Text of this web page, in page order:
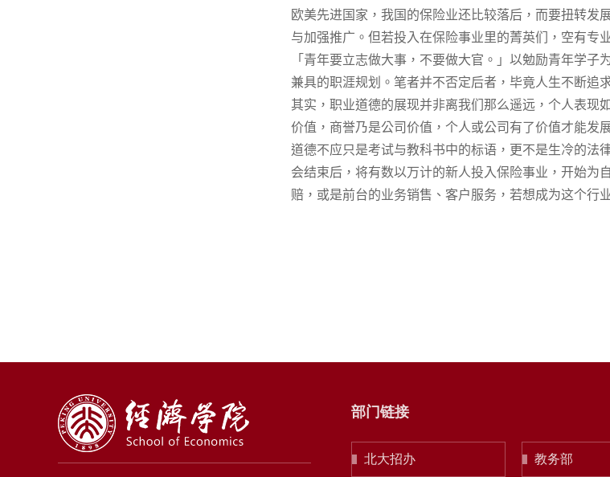
欧美先进国家，我国的保险业还比较落后，而要扭转发
与加强推广。但若投入在保险事业里的菁英们，空有专
「青年要立志做大事，不要做大官。」以勉励青年学
兼具的职涯规划。笔者并不否定后者，毕竟人生不断追
其实，职业道德的展现并非离我们那么遥远，个人表现
价值，商誉乃是公司价值，个人或公司有了价值才能发
道德不应只是考试与教科书中的标语，更不是生冷的法
会结束后，将有数以万计的新人投入保险事业，开始为
赔，或是前台的业务销售、客户服务，若想成为这个行
部门链接
北大招办 教务部